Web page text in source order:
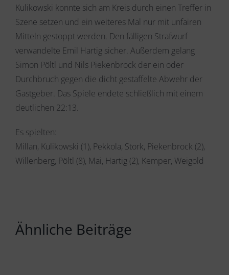
Kulikowski konnte sich am Kreis durch einen Treffer in
Szene setzen und ein weiteres Mal nur mit unfairen
Mitteln gestoppt werden. Den fälligen Strafwurf
verwandelte Emil Hartig sicher. Außerdem gelang
Simon Pöltl und Nils Piekenbrock der ein oder
Durchbruch gegen die dicht gestaffelte Abwehr der
Gastgeber. Das Spiele endete schließlich mit einem
deutlichen 22:13.
Es spielten:
Millan, Kulikowski (1), Pekkola, Stork, Piekenbrock (2),
Willenberg, Pöltl (8), Mai, Hartig (2), Kemper, Weigold
Ähnliche Beiträge